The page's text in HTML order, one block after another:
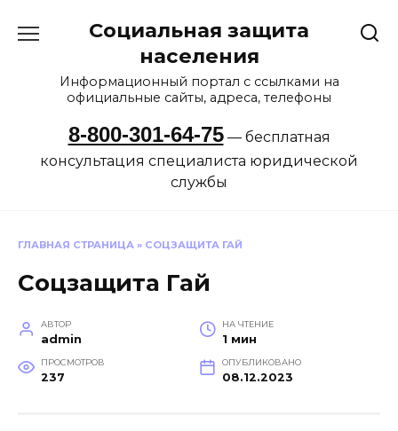
Социальная защита
населения
Информационный портал с ссылками на
официальные сайты, адреса, телефоны
8-800-301-64-75— бесплатная
консультация специалиста юридической
службы
ГЛАВНАЯ СТРАНИЦА » СОЦЗАЩИТА ГАЙ
Соцзащита Гай
АВТОР
admin
НА ЧТЕНИЕ
1 мин
ПРОСМОТРОВ
237
ОПУБЛИКОВАНО
08.12.2023